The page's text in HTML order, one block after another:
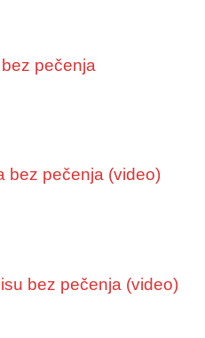
pečenja
bez pečenja (video)
bez pečenja (video)